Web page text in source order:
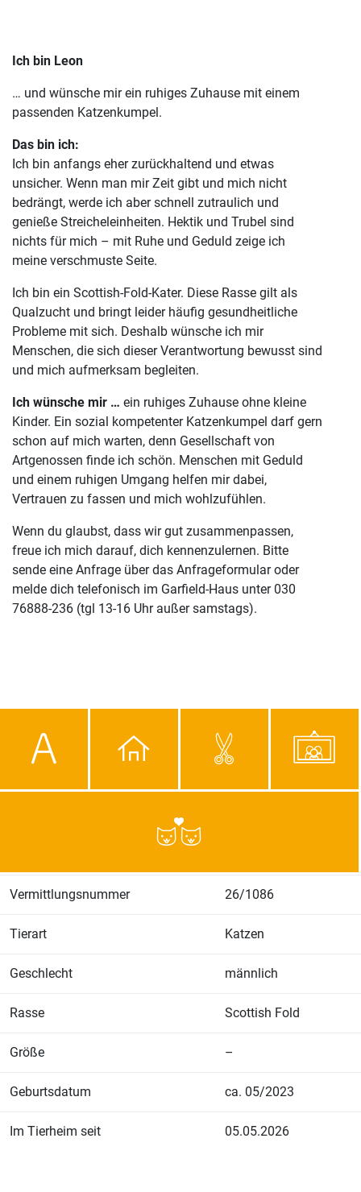
Ich bin Leon
… und wünsche mir ein ruhiges Zuhause mit einem
passenden Katzenkumpel.
Das bin ich:
Ich bin anfangs eher zurückhaltend und etwas
unsicher. Wenn man mir Zeit gibt und mich nicht
bedrängt, werde ich aber schnell zutraulich und
genieße Streicheleinheiten. Hektik und Trubel sind
nichts für mich – mit Ruhe und Geduld zeige ich
meine verschmuste Seite.
Ich bin ein Scottish-Fold-Kater. Diese Rasse gilt als
Qualzucht und bringt leider häufig gesundheitliche
Probleme mit sich. Deshalb wünsche ich mir
Menschen, die sich dieser Verantwortung bewusst sind
und mich aufmerksam begleiten.
Ich wünsche mir … ein ruhiges Zuhause ohne kleine
Kinder. Ein sozial kompetenter Katzenkumpel darf gern
schon auf mich warten, denn Gesellschaft von
Artgenossen finde ich schön. Menschen mit Geduld
und einem ruhigen Umgang helfen mir dabei,
Vertrauen zu fassen und mich wohlzufühlen.
Wenn du glaubst, dass wir gut zusammenpassen,
freue ich mich darauf, dich kennenzulernen. Bitte
sende eine Anfrage über das Anfrageformular oder
melde dich telefonisch im Garfield-Haus unter 030
76888-236 (tgl 13-16 Uhr außer samstags).
Vermittlungsnummer 26/1086
Tierart Katzen
Geschlecht männlich
Rasse Scottish Fold
Größe –
Geburtsdatum ca. 05/2023
Im Tierheim seit 05.05.2026